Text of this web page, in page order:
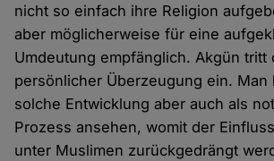
nicht so einfach ihre Religion
aber möglicherweise für eine
Umdeutung empfänglich. Akgün tritt
persönlicher Überzeugung ein. Man
solche Entwicklung aber auch als
Prozess ansehen, womit der
unter Muslimen zurückgedrängt